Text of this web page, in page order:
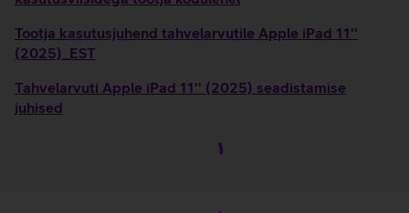
Tootja kasutusjuhend tahvelarvutile Apple iPad 11''
(2025)_EST
Tahvelarvuti Apple iPad 11'' (2025) seadistamise
juhised